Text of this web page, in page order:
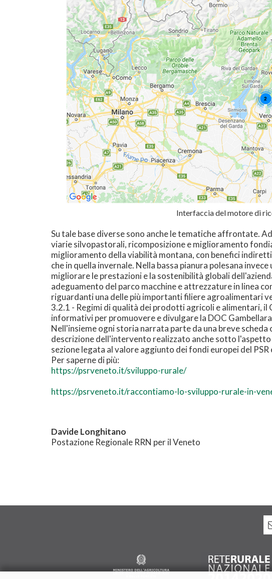
Interfaccia del motore di
Su tale base diverse sono anche le tematiche affrontate.
viarie silvopastorali, ricomposizione e miglioramento
miglioramento della viabilità montana, con benefici
che in quella invernale. Nella bassa pianura polesana
migliorare le prestazioni e la sostenibilità globali
adeguamento del parco macchine e attrezzature in linea
riguardanti una delle più importanti filiere agroalimentari
3.2.1 - Regimi di qualità dei prodotti agricoli e alimentari,
informativi per promuovere e divulgare la DOC
Nell'insieme ogni storia narrata parte da una breve
descrizione dell'intervento realizzato anche sotto
sezione legata al valore aggiunto dei fondi europei del
Per saperne di più:
https://psrveneto.it/sviluppo-rurale/
https://psrveneto.it/raccontiamo-lo-sviluppo-rurale-in-
Davide Longhitano
Postazione Regionale RRN per il Veneto